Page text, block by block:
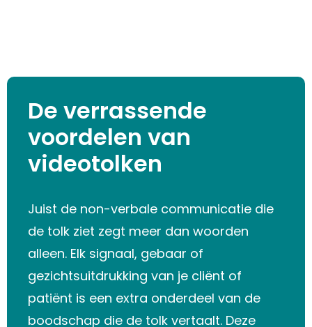
De verrassende
voordelen van
videotolken
Juist de non-verbale communicatie die
de tolk ziet zegt meer dan woorden
alleen. Elk signaal, gebaar of
gezichtsuitdrukking van je cliënt of
patiënt is een extra onderdeel van de
boodschap die de tolk vertaalt. Deze